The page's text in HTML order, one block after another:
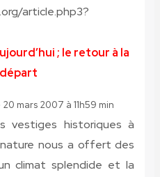
article.php3?
; le retour à la
mars 2007 à 11h59 min
vestiges historiques à
nous a offert des
climat splendide et la